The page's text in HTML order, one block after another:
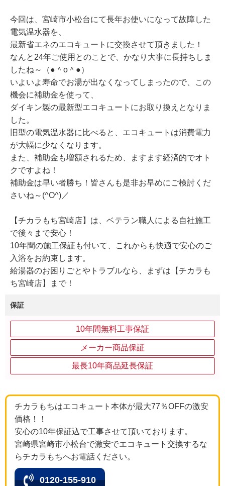
今回は、宮崎市小松台にて長年お使いになって故障した
電気温水器を、
最新省エネのエコキュートに交換させて頂きました！
なんと24年ご使用とのことで、かなり大事に長持ちしま
したね～（●＾o＾●）
いよいよ寿命でお湯が出なくなってしまったので、この
機会に補助金を使って、
ダイキン製の最新型エコキュートにお取り換えとなりま
した。
旧型の電気温水器に比べると、エコキュートは消費電力
が大幅に少なくなります。
また、補助金も増額されるため、ますます経済的でオト
クですよね！
補助金は早い者勝ち！皆さんも是非お早めにご検討くだ
さいね～(^O^)／
【チカラもち宮崎店】は、ベテラン職人による自社施工
で後々まで安心！
10年間の施工保証も付いて、これからも快適で安心のご
入浴をお約束します。
給湯器のお困りごとやトラブルなら、まずは【チカラも
ち宮崎店】まで！
保証
10年間無料工事保証
メーカー商品保証
最長10年商品延長保証
チカラもちはエコキュート本体が最大77％OFFの激安
価格！！
安心の10年保証込で工事させて頂いております。
宮崎県宮崎市小松台で激安でエコキュート交換するな
らチカラもちへお電話ください。
0120-155-910